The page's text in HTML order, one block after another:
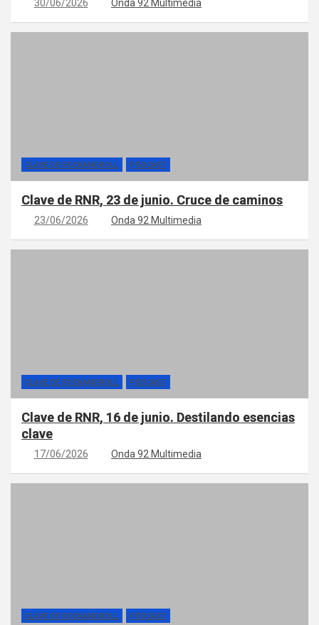
30/06/2026 Onda 92 Multimedia
CLAVE DE ROCKANDROLL PÓDCAST
Clave de RNR, 23 de junio. Cruce de caminos
23/06/2026 Onda 92 Multimedia
CLAVE DE ROCKANDROLL PÓDCAST
Clave de RNR, 16 de junio. Destilando esencias
clave
17/06/2026 Onda 92 Multimedia
CLAVE DE ROCKANDROLL PÓDCAST